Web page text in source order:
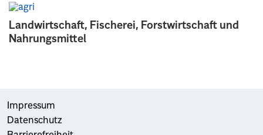
Landwirtschaft, Fischerei, Forstwirtschaft und
Nahrungsmittel
Impressum
Datenschutz